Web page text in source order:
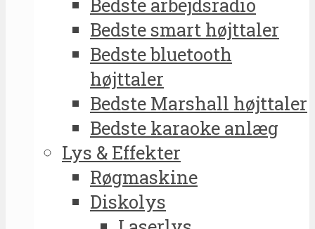
Bedste smart højttaler
Bedste bluetooth
højttaler
Bedste Marshall højttaler
Bedste karaoke anlæg
Lys & Effekter
Røgmaskine
Diskolys